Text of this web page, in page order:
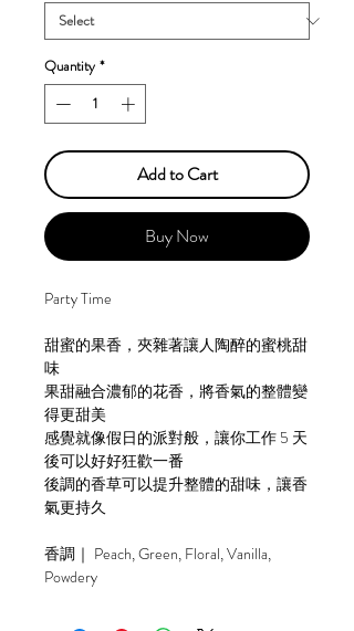
Quantity *
Add to Cart
Buy Now
Party Time
甜蜜的果香，夾雜著讓人陶醉的蜜桃甜
味
果甜融合濃郁的花香，將香氣的整體變
得更甜美
感覺就像假日的派對般，讓你工作 5 天
後可以好好狂歡一番
後調的香草可以提升整體的甜味，讓香
氣更持久
香調｜ Peach, Green, Floral, Vanilla,
Powdery